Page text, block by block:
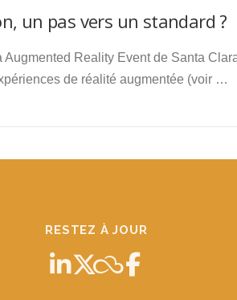
un pas vers un standard ?
Augmented Reality Event de Santa
de réalité augmentée (voir …
RESTEZ À JOUR